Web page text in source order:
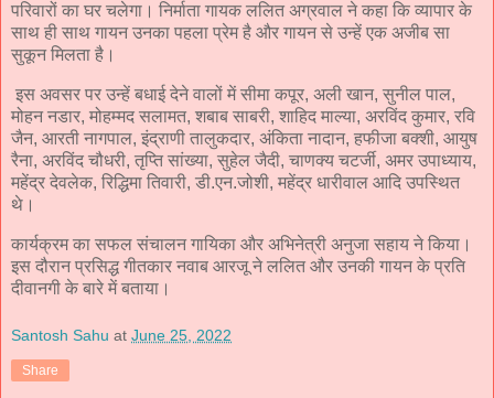
परिवारों का घर चलेगा। निर्माता गायक ललित अग्रवाल ने कहा कि व्यापार के
साथ ही साथ गायन उनका पहला प्रेम है और गायन से उन्हें एक अजीब सा
सुकून मिलता है।
इस अवसर पर उन्हें बधाई देने वालों में सीमा कपूर, अली खान, सुनील पाल,
मोहन नडार, मोहम्मद सलामत, शबाब साबरी, शाहिद माल्या, अरविंद कुमार, रवि
जैन, आरती नागपाल, इंद्राणी तालुकदार, अंकिता नादान, हफीजा बक्शी, आयुष
रैना, अरविंद चौधरी, तृप्ति सांख्या, सुहेल जैदी, चाणक्य चटर्जी, अमर उपाध्याय,
महेंद्र देवलेक, रिद्धिमा तिवारी, डी.एन.जोशी, महेंद्र धारीवाल आदि उपस्थित
थे।
कार्यक्रम का सफल संचालन गायिका और अभिनेत्री अनुजा सहाय ने किया।
इस दौरान प्रसिद्ध गीतकार नवाब आरजू ने ललित और उनकी गायन के प्रति
दीवानगी के बारे में बताया।
Santosh Sahu at June 25, 2022
Share